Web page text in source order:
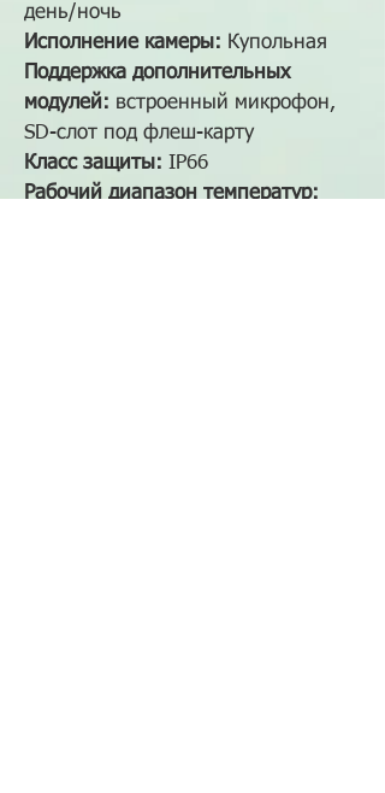
день/ночь
Исполнение камеры: Купольная
Поддержка дополнительных
модулей: встроенный микрофон,
SD-слот под флеш-карту
Класс защиты: IP66
Рабочий диапазон температур: